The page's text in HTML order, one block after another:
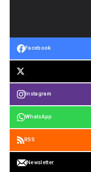
Facebook
Instagram
WhatsApp
RSS
Newsletter